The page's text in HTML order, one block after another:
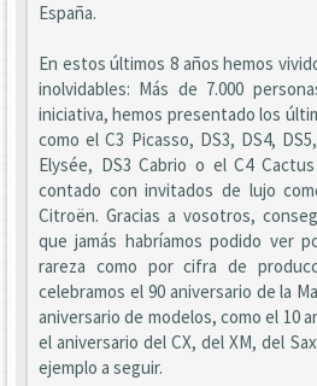
España.
En estos últimos 8 años hemos
inolvidables: Más de 7.000
iniciativa, hemos presentado los
como el C3 Picasso, DS3, DS4,
Elysée, DS3 Cabrio o el C4
contado con invitados de lujo
Citroën. Gracias a vosotros,
que jamás habríamos podido ver
rareza como por cifra de
celebramos el 90 aniversario de la
aniversario de modelos, como el 10
el aniversario del CX, del XM, del
ejemplo a seguir.